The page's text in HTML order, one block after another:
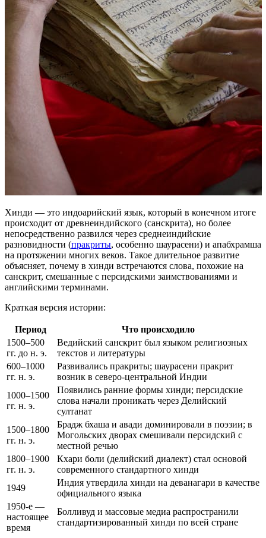
Хинди — это индоарийский язык, который в конечном итоге
происходит от древнеиндийского (санскрита), но более
непосредственно развился через среднеиндийские
разновидности (пракриты, особенно шаурасени) и апабхрамша
на протяжении многих веков. Такое длительное развитие
объясняет, почему в хинди встречаются слова, похожие на
санскрит, смешанные с персидскими заимствованиями и
английскими терминами.
Краткая версия истории:
Период
Что происходило
1500–500
гг. до н. э.
Ведийский санскрит был языком религиозных
текстов и литературы
600–1000
гг. н. э.
Развивались пракриты; шаурасени пракрит
возник в северо-центральной Индии
1000–1500
гг. н. э.
Появились ранние формы хинди; персидские
слова начали проникать через Делийский
султанат
1500–1800
гг. н. э.
Брадж бхаша и авади доминировали в поэзии; в
Могольских дворах смешивали персидский с
местной речью
1800–1900
гг. н. э.
Кхари боли (делийский диалект) стал основой
современного стандартного хинди
1949
Индия утвердила хинди на деванагари в качестве
официального языка
1950-е —
настоящее
время
Болливуд и массовые медиа распространили
стандартизированный хинди по всей стране